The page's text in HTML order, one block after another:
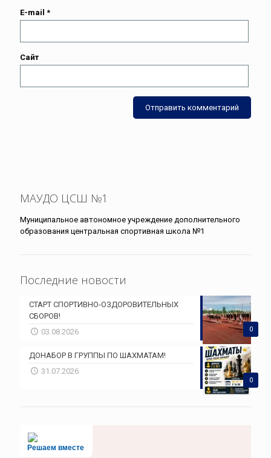
E-mail *
Сайт
МАУДО ЦСШ №1
Муниципальное автономное учреждение дополнительного
образования центральная спортивная школа №1
Последние новости
0
СТАРТ СПОРТИВНО-ОЗДОРОВИТЕЛЬНЫХ
СБОРОВ!
03.08.2026
0
ДОНАБОР В ГРУППЫ ПО ШАХМАТАМ!
31.07.2026
Решаем вместе